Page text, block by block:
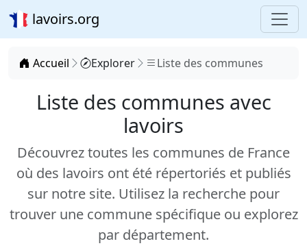
lavoirs.org
Accueil Explorer Liste des communes
Liste des communes avec
lavoirs
Découvrez toutes les communes de France
où des lavoirs ont été répertoriés et publiés
sur notre site. Utilisez la recherche pour
trouver une commune spécifique ou explorez
par département.